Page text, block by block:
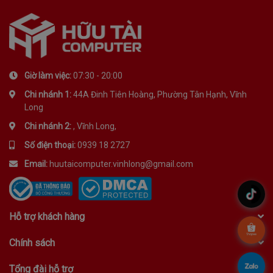
Giờ làm việc:07:30 - 20:00
Chi nhánh 1:44A Đinh Tiên Hoàng, Phường Tân Hạnh, Vĩnh
Long
Chi nhánh 2:, Vĩnh Long,
Số điện thoại:0939 18 2727
Email: huutaicomputer.vinhlong@gmail.com
Hỗ trợ khách hàng
Chính sách
Tổng đài hỗ trợ
.
.
.